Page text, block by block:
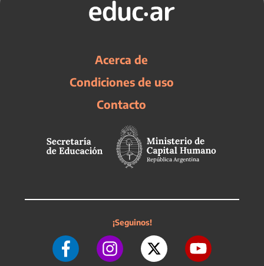
Acerca de
Condiciones de uso
Contacto
¡Seguinos!